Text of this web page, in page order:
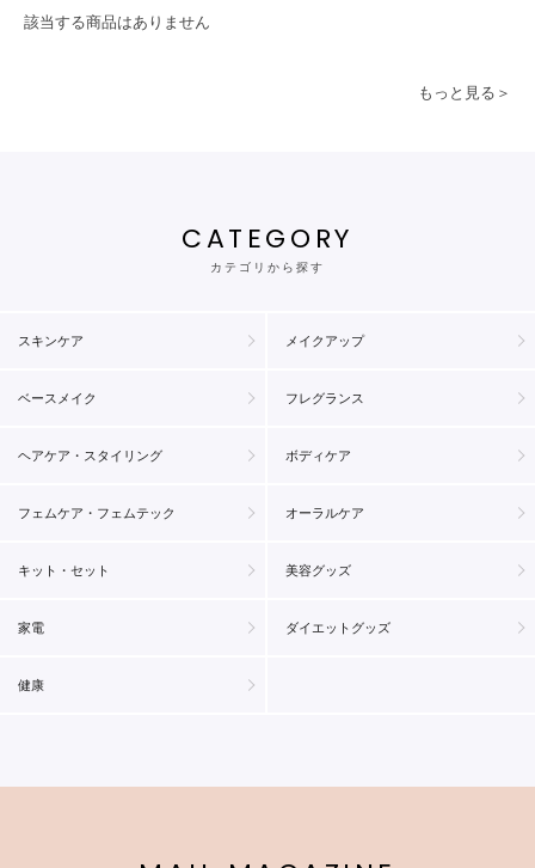
該当する商品はありません
もっと見る＞
CATEGORY
カテゴリから探す
スキンケア メイクアップ
ベースメイク フレグランス
ヘアケア・スタイリング ボディケア
フェムケア・フェムテック オーラルケア
キット・セット 美容グッズ
家電 ダイエットグッズ
健康